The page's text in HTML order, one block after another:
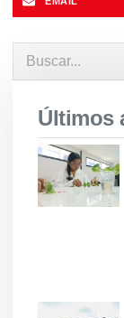
Últimos